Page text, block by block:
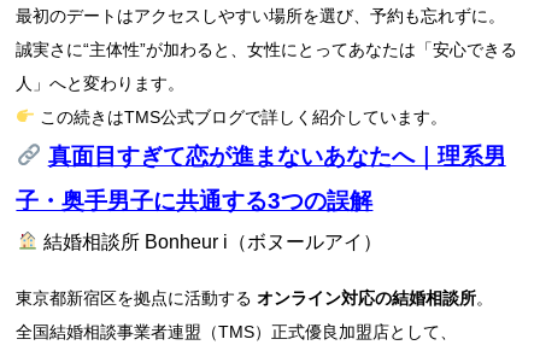
最初のデートはアクセスしやすい場所を選び、予約も忘れずに。
誠実さに“主体性”が加わると、女性にとってあなたは「安心できる
人」へと変わります。
この続きはTMS公式ブログで詳しく紹介しています。
真面目すぎて恋が進まないあなたへ｜理系男
子・奥手男子に共通する3つの誤解
結婚相談所 Bonheur i（ボヌールアイ）
東京都新宿区を拠点に活動するオンライン対応の結婚相談所。
全国結婚相談事業者連盟（TMS）正式優良加盟店として、